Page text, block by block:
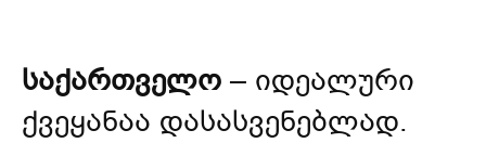
საქართველო – იდეალური
ქვეყანაა დასასვენებლად.